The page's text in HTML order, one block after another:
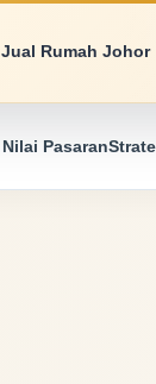
Jual Rumah Johor
Nilai Pasaran